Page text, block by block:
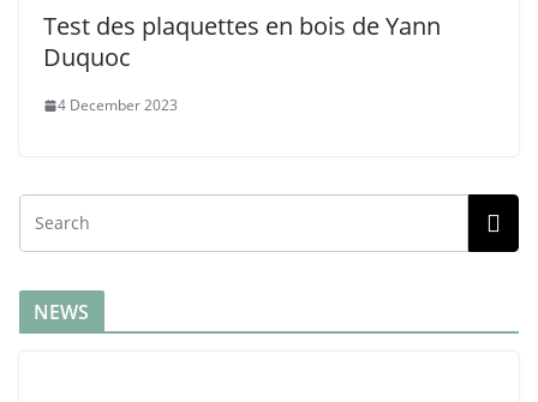
Test des plaquettes en bois de Yann
Duquoc
4 December 2023
NEWS